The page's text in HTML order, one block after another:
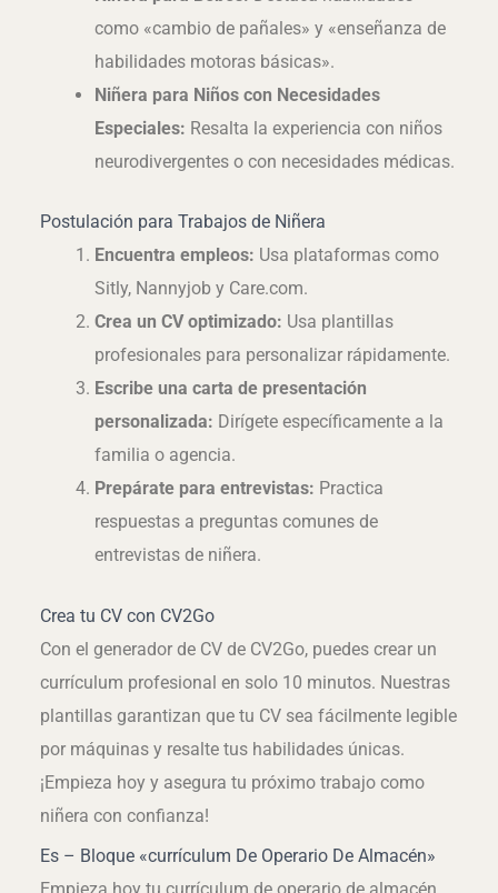
como «cambio de pañales» y «enseñanza de
habilidades motoras básicas».
Niñera para Niños con Necesidades
Especiales: Resalta la experiencia con niños
neurodivergentes o con necesidades médicas.
Postulación para Trabajos de Niñera
Encuentra empleos: Usa plataformas como
Sitly, Nannyjob y Care.com.
Crea un CV optimizado: Usa plantillas
profesionales para personalizar rápidamente.
Escribe una carta de presentación
personalizada: Dirígete específicamente a la
familia o agencia.
Prepárate para entrevistas: Practica
respuestas a preguntas comunes de
entrevistas de niñera.
Crea tu CV con CV2Go
Con el generador de CV de CV2Go, puedes crear un
currículum profesional en solo 10 minutos. Nuestras
plantillas garantizan que tu CV sea fácilmente legible
por máquinas y resalte tus habilidades únicas.
¡Empieza hoy y asegura tu próximo trabajo como
niñera con confianza!
Es – Bloque «currículum De Operario De Almacén»